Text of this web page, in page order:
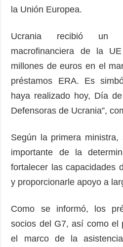
la Unión Europea.
Ucrania recibió un
macrofinanciera de la
millones de euros en el
préstamos ERA. Es
haya realizado hoy, Día
Defensoras de Ucrania”,
Según la primera
importante de la
fortalecer las capacidades
y proporcionarle apoyo a
Como se informó, los
socios del G7, así como el
el marco de la